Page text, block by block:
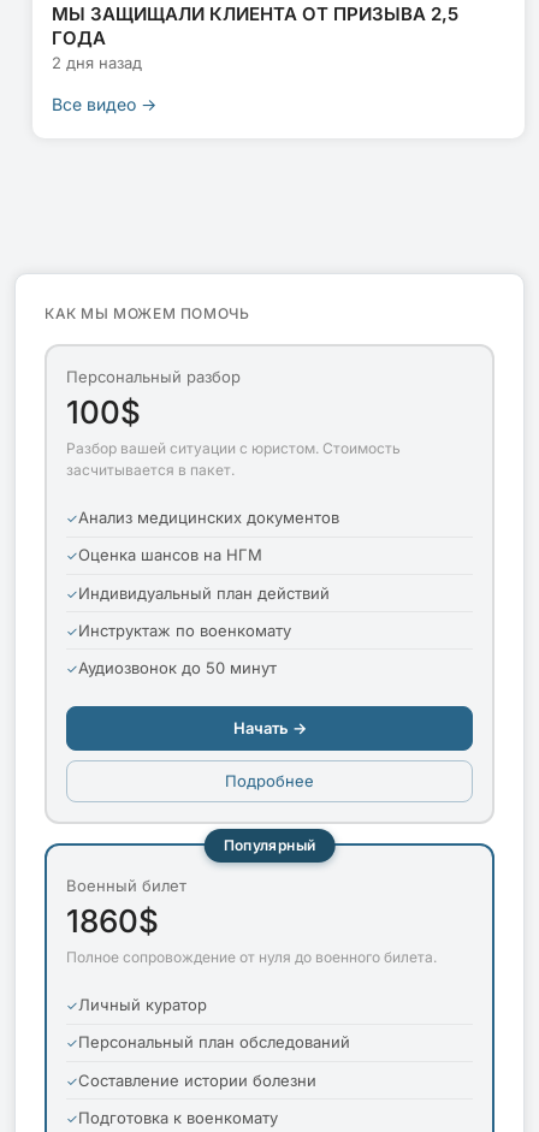
МЫ ЗАЩИЩАЛИ КЛИЕНТА ОТ ПРИЗЫВА 2,5
ГОДА
2 дня назад
Все видео →
КАК МЫ МОЖЕМ ПОМОЧЬ
Персональный разбор
100$
Разбор вашей ситуации с юристом. Стоимость
засчитывается в пакет.
Анализ медицинских документов
Оценка шансов на НГМ
Индивидуальный план действий
Инструктаж по военкомату
Аудиозвонок до 50 минут
Начать →
Подробнее
Популярный
Военный билет
1860$
Полное сопровождение от нуля до военного билета.
Личный куратор
Персональный план обследований
Составление истории болезни
Подготовка к военкомату